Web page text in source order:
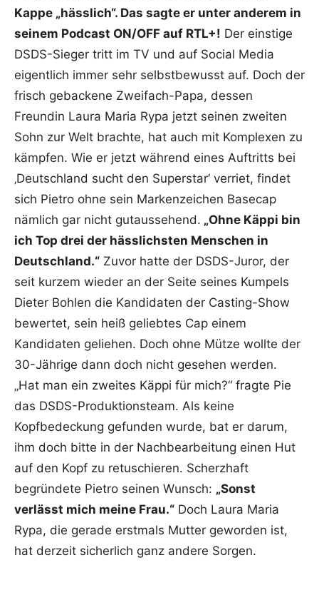
Kappe „hässlich“. Das sagte er unter anderem in
seinem Podcast ON/OFF auf RTL+! Der einstige
DSDS-Sieger tritt im TV und auf Social Media
eigentlich immer sehr selbstbewusst auf. Doch der
frisch gebackene Zweifach-Papa, dessen
Freundin Laura Maria Rypa jetzt seinen zweiten
Sohn zur Welt brachte, hat auch mit Komplexen zu
kämpfen. Wie er jetzt während eines Auftritts bei
‚Deutschland sucht den Superstar‘ verriet, findet
sich Pietro ohne sein Markenzeichen Basecap
nämlich gar nicht gutaussehend. „Ohne Käppi bin
ich Top drei der hässlichsten Menschen in
Deutschland.“ Zuvor hatte der DSDS-Juror, der
seit kurzem wieder an der Seite seines Kumpels
Dieter Bohlen die Kandidaten der Casting-Show
bewertet, sein heiß geliebtes Cap einem
Kandidaten geliehen. Doch ohne Mütze wollte der
30-Jährige dann doch nicht gesehen werden.
„Hat man ein zweites Käppi für mich?“ fragte Pie
das DSDS-Produktionsteam. Als keine
Kopfbedeckung gefunden wurde, bat er darum,
ihm doch bitte in der Nachbearbeitung einen Hut
auf den Kopf zu retuschieren. Scherzhaft
begründete Pietro seinen Wunsch: „Sonst
verlässt mich meine Frau.“ Doch Laura Maria
Rypa, die gerade erstmals Mutter geworden ist,
hat derzeit sicherlich ganz andere Sorgen.